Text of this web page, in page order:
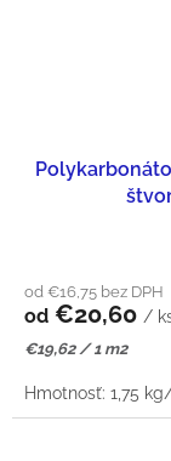
od €16,75 bez DPH
od €20,60 /
Jednotková
€19,62 / 1 m2
Hmotnosť: 1,75